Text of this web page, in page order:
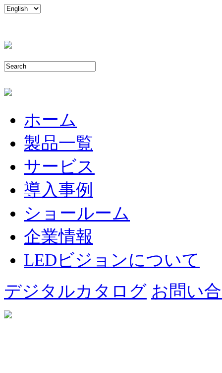
ホーム
製品一覧
サービス
導入事例
ショールーム
企業情報
LEDビジョンについて
デジタルカタログ お問い